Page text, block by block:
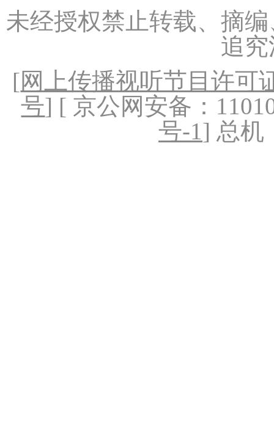
未经授权禁止转载、摘
追
[网上传播视听节目许可
号] [ 京公网安备：
号-1] 总机